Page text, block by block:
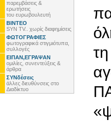
παρεμβάσεις &
ερωτήσεις
του ευρωβουλευτή
ΒΙΝΤΕΟ
SYN TV.. χωρίς διαφημίσεις
ΦΩΤΟΓΡΑΦΙΕΣ
φωτογραφικά στιγμιότυπα,
συλλογές
ΕΙΠΑΝ,ΕΓΡΑΨΑΝ
ομιλίες, συνεντεύξεις &
άρθρα
ΣΥΝδέσεις
άλλες διευθύνσεις στο
Διαδίκτυο